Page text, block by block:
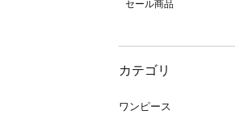
セール商品
カテゴリ
ワンピース